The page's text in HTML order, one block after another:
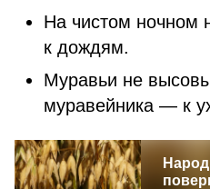
На чистом ночном
к дождям.
Муравьи не
муравейника — к